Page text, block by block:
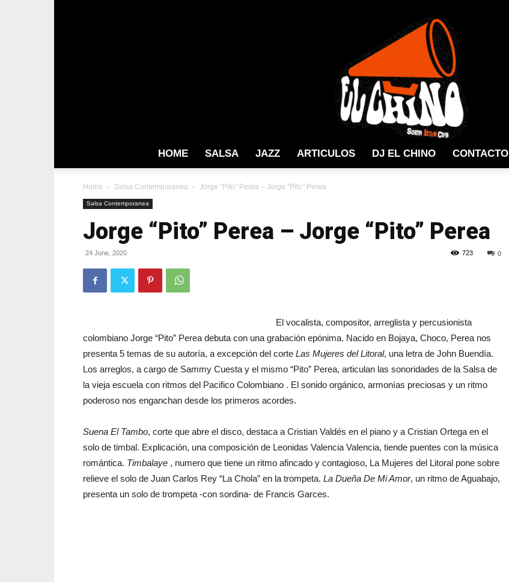
HOME SALSA JAZZ ARTICULOS DJ EL CHINO CONTACTO
Home Salsa Contemporanea Jorge “Pito” Perea – Jorge “Pito” Perea
Salsa Contemporanea
Jorge “Pito” Perea – Jorge “Pito” Perea
24 June, 2020 0
723
El vocalista, compositor, arreglista y percusionista
colombiano Jorge “Pito” Perea debuta con una grabación epónima. Nacido en Bojaya, Choco, Perea nos
presenta 5 temas de su autoría, a excepción del corte Las Mujeres del Litoral, una letra de John Buendía.
Los arreglos, a cargo de Sammy Cuesta y el mismo “Pito” Perea, articulan las sonoridades de la Salsa de
la vieja escuela con ritmos del Pacifico Colombiano . El sonido orgánico, armonías preciosas y un ritmo
poderoso nos enganchan desde los primeros acordes.
Suena El Tambo, corte que abre el disco, destaca a Cristian Valdés en el piano y a Cristian Ortega en el
solo de timbal. Explicación, una composición de Leonidas Valencia Valencia, tiende puentes con la música
romántica. Timbalaye , numero que tiene un ritmo afincado y contagioso, La Mujeres del Litoral pone sobre
relieve el solo de Juan Carlos Rey “La Chola” en la trompeta. La Dueña De Mi Amor, un ritmo de Aguabajo,
presenta un solo de trompeta -con sordina- de Francis Garces.